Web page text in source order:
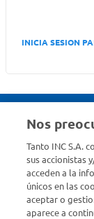
INICIA SESION
Estamos para
¿Tenés una
Nos
Tanto INC S.A.
sus accionistas
acceden a la
únicos en las
aceptar o
aparece a